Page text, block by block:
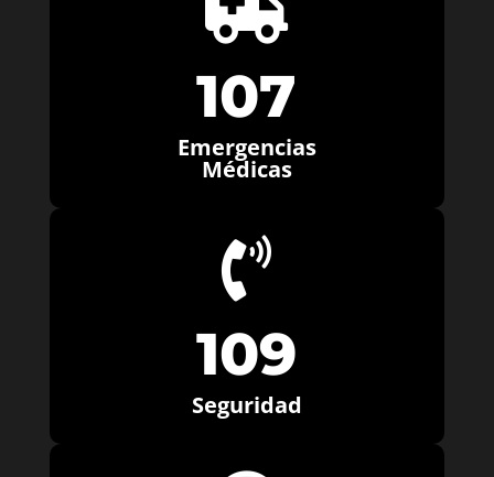
107
Emergencias
Médicas

109
Seguridad